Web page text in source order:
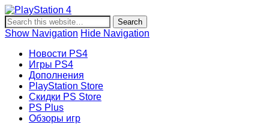
Новости и информация об игровой приставке нового
поколения Sony PlayStation 4, новости игр PS4, обзоры
Show Navigation Hide Navigation
Новости PS4
Игры PS4
Дополнения
PlayStation Store
Скидки PS Store
PS Plus
Обзоры игр